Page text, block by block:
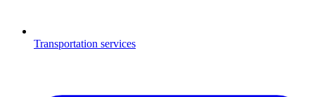
Transportation services